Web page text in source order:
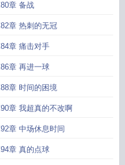
章 备战
章 热刺的无冠
章 痛击对手
章 再进一球
章 时间的困境
章 我超真的不改啊
章 中场休息时间
章 真的点球